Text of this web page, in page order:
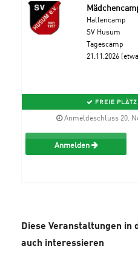
Hallencamp
SV Husum
Tagescamp
21.11.2026
FREIE
Anmeldeschluss 20.
Anmelden
Diese Veranstaltungen in
auch interessieren